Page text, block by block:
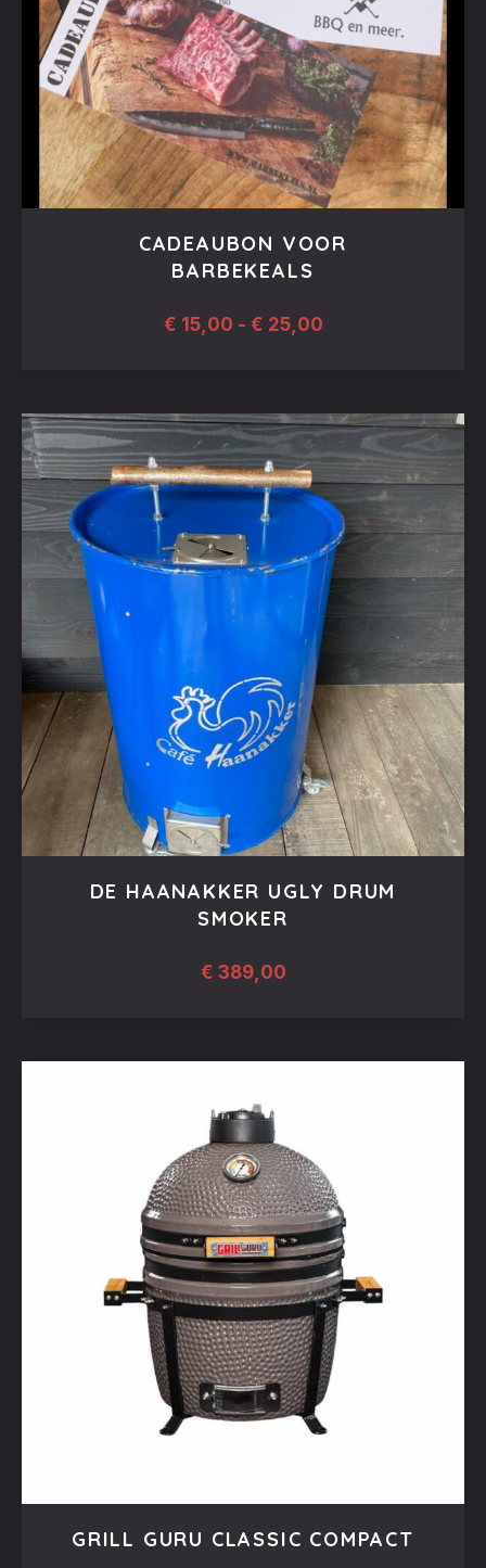
CADEAUBON VOOR
BARBEKEALS
€ 15,00 - € 25,00Prijsklasse:
product
heeft
meerdere
variaties.
Deze
optie
gekozen
op
de
productpagina
DE HAANAKKER UGLY DRUM
SMOKER
€ 389,00
GRILL GURU CLASSIC COMPACT